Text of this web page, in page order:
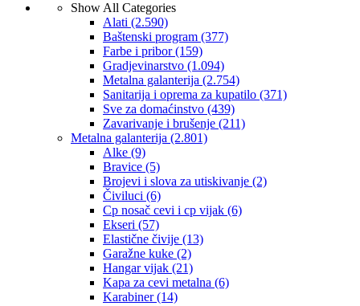
Show All Categories
Alati (2.590)
Baštenski program (377)
Farbe i pribor(159)
Gradjevinarstvo (1.094)
Metalna galanterija (2.754)
Sanitarija i oprema za kupatilo (371)
Sve za domaćinstvo (439)
Zavarivanje i brušenje (211)
Metalna galanterija (2.801)
Alke (9)
Bravice (5)
Brojevi i slova za utiskivanje (2)
Čiviluci (6)
Cp nosač cevi i cp vijak (6)
Ekseri (57)
Elastične čivije (13)
Garažne kuke (2)
Hangar vijak (21)
Kapa za cevi metalna (6)
Karabiner(14)